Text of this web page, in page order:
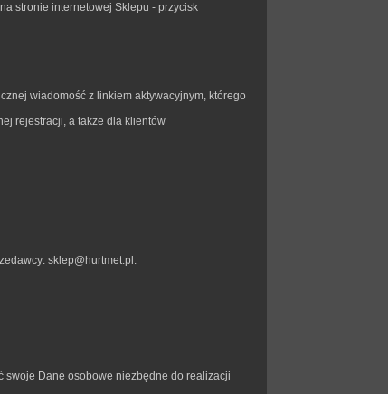
stronie internetowej Sklepu - przycisk
wiadomość z linkiem aktywacyjnym, którego
rejestracji, a także dla klientów
sklep@hurtmet.pl.
swoje Dane osobowe niezbędne do realizacji